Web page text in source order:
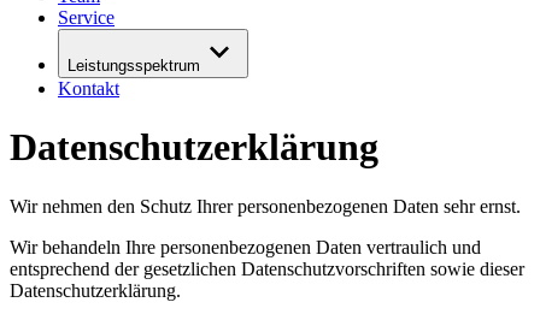
Service
Leistungsspektrum
Kontakt
Datenschutzerklärung
Wir nehmen den Schutz Ihrer personenbezogenen Daten sehr ernst.
Wir behandeln Ihre personenbezogenen Daten vertraulich und
entsprechend der gesetzlichen Datenschutzvorschriften sowie dieser
Datenschutzerklärung.